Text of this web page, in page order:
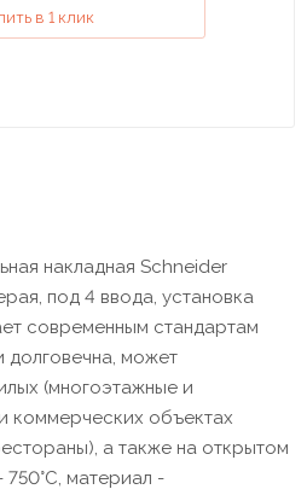
в 1 клик
накладная Schneider
под 4 ввода, установка
современным стандартам
долговечна, может
(многоэтажные и
коммерческих объектах
а также на открытом
750°С, материал -